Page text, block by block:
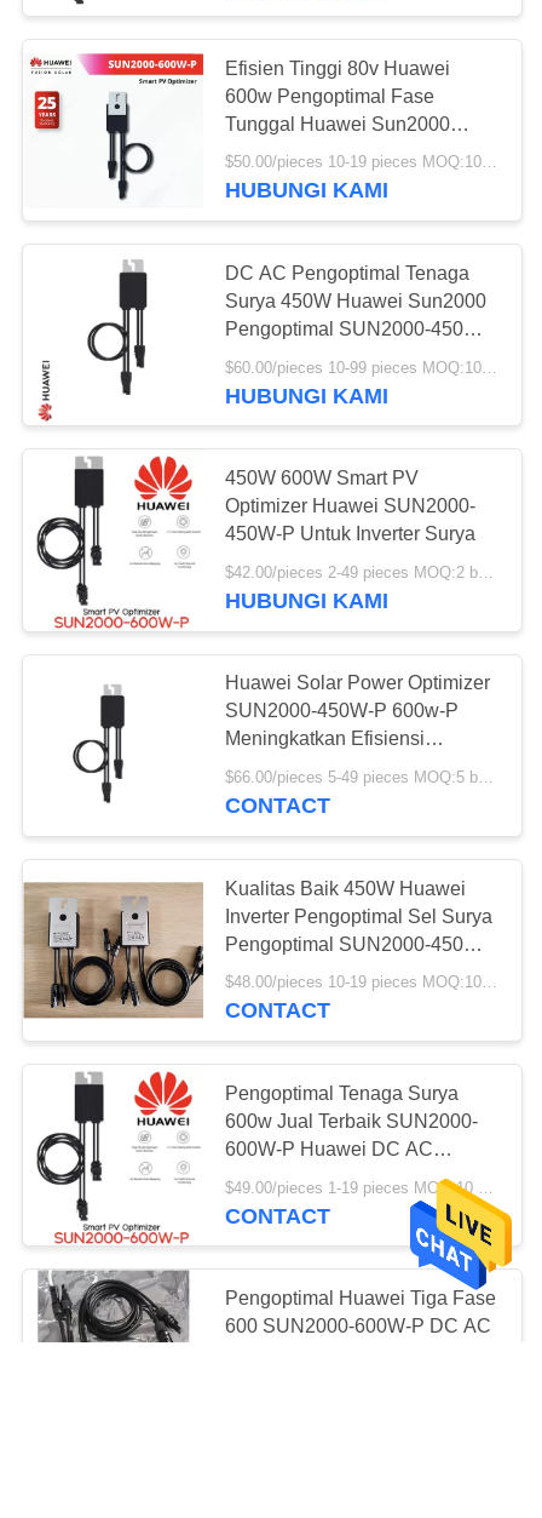
Off Grid Solar
System Kit
Pada Kit Sistem
Tata Surya Grid
Pengoptimal Tenaga
Surya
Kotak Cadangan
Surya
6
Pengukur Energi
Surya
13
Efisien Tinggi 80v Huawei
600w Pengoptimal Fase
Tunggal Huawei Sun2000
600w
$50.00/pieces 10-19 pieces MOQ:10 buah
HUBUNGI KAMI
DC AC Pengoptimal Tenaga
Surya 450W Huawei Sun2000
Pengoptimal SUN2000-450W-
P2
HUBUNGI KAMI
450W 600W Smart PV
Optimizer Huawei SUN2000-
450W-P Untuk Inverter Surya
$42.00/pieces 2-49 pieces MOQ:2 buah
HUBUNGI KAMI
Huawei Solar Power Optimizer
SUN2000-450W-P 600w-P
Meningkatkan Efisiensi
Pembangkit Listrik
$66.00/pieces 5-49 pieces MOQ:5 buah
CONTACT
Kualitas Baik 450W Huawei
Inverter Pengoptimal Sel Surya
Pengoptimal SUN2000-450W-
P/P2
$48.00/pieces 10-19 pieces MOQ:10 buah
CONTACT
Pengoptimal Tenaga Surya
600w Jual Terbaik SUN2000-
600W-P Huawei DC AC
Inverter
CONTACT
Pengoptimal Huawei Tiga Fase
600 SUN2000-600W-P DC AC